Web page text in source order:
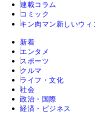
連載コラム
コミック
キン肉マン 新しいウィ
新着
エンタメ
スポーツ
クルマ
ライフ・文化
社会
政治・国際
経済・ビジネス